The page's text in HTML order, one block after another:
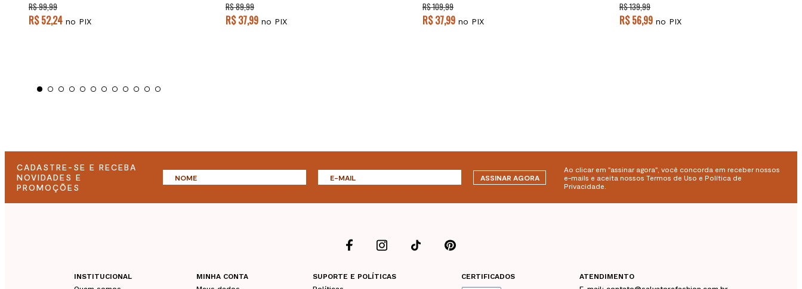
R$ 99,99
R$ 52,24 no PIX
R$ 89,99
R$ 37,99 no PIX
R$ 109,99
R$ 37,99 no PIX
R$ 139,99
R$ 56,99 no PIX
CADASTRE-SE E RECEBA
NOVIDADES E
PROMOÇÕES
ASSINAR AGORA
Ao clicar em "assinar agora", você concorda em receber nossos
e-mails e aceita nossos Termos de Uso e Política de
Privacidade.
INSTITUCIONAL
MINHA CONTA
SUPORTE E POLÍTICAS
CERTIFICADOS
ATENDIMENTO